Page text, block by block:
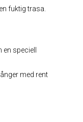
fuktig trasa.
speciell
med rent